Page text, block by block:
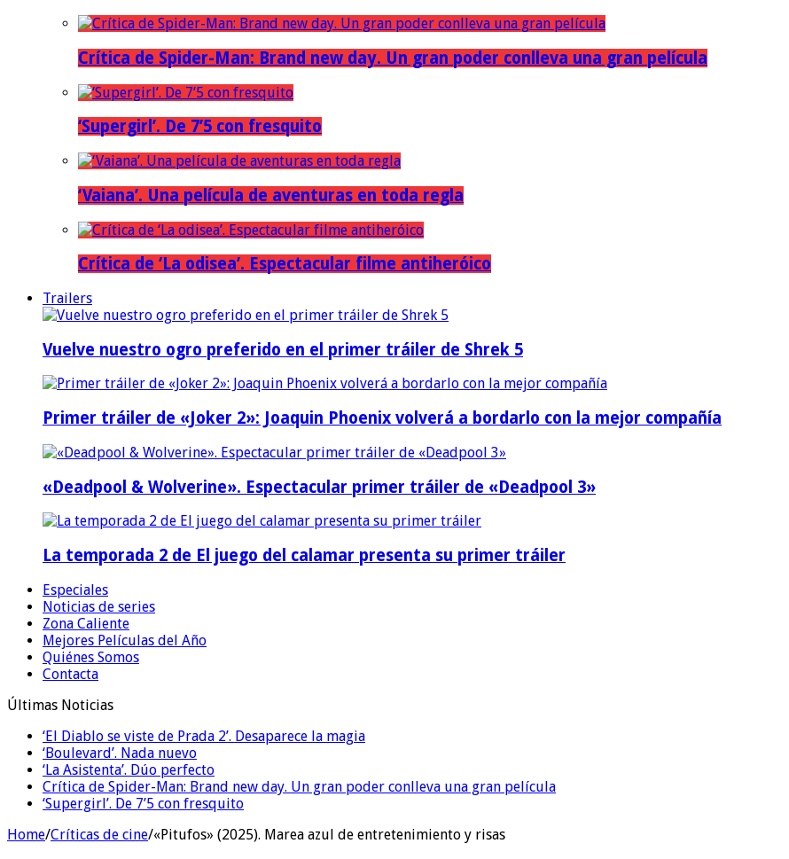
Crítica de Spider-Man: Brand new day. Un gran poder conlleva una gran película
‘Supergirl’. De 7’5 con fresquito
‘Vaiana’. Una película de aventuras en toda regla
Crítica de ‘La odisea’. Espectacular filme antiheróico
Trailers
Vuelve nuestro ogro preferido en el primer tráiler de Shrek 5
Primer tráiler de «Joker 2»: Joaquin Phoenix volverá a bordarlo con la mejor compañía
«Deadpool & Wolverine». Espectacular primer tráiler de «Deadpool 3»
La temporada 2 de El juego del calamar presenta su primer tráiler
Especiales
Noticias de series
Zona Caliente
Mejores Películas del Año
Quiénes Somos
Contacta
Últimas Noticias
‘El Diablo se viste de Prada 2’. Desaparece la magia
‘Boulevard’. Nada nuevo
‘La Asistenta’. Dúo perfecto
Crítica de Spider-Man: Brand new day. Un gran poder conlleva una gran película
‘Supergirl’. De 7’5 con fresquito
Home/Críticas de cine/«Pitufos» (2025). Marea azul de entretenimiento y risas